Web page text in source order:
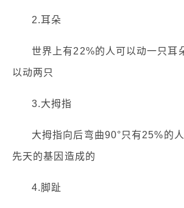
2.耳朵
世界上有22%的人可以动一只耳
以动两只
3.大拇指
大拇指向后弯曲90°只有25%的
先天的基因造成的
4.脚趾